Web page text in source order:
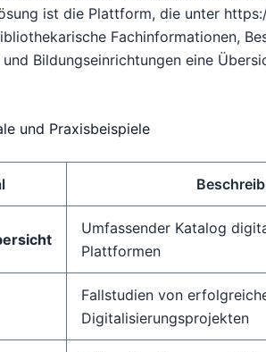
ist die Plattform, die unter
Fachinformationen,
Bildungseinrichtungen eine
und Praxisbeispiele
Umfassender Katalog
Plattformen
Fallstudien von
Digitalisierungsprojekten